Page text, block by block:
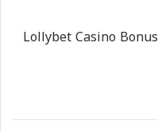
Lollybet Casino Bonus